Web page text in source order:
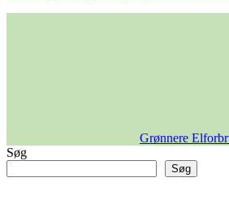
Grønnere
Søg
Søg